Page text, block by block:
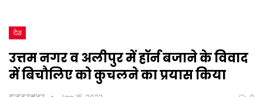
देश
उत्तम नगर व अलीपुर में हॉर्न बजाने के विवाद
में बिचौलिए को कुचलने का प्रयास किया